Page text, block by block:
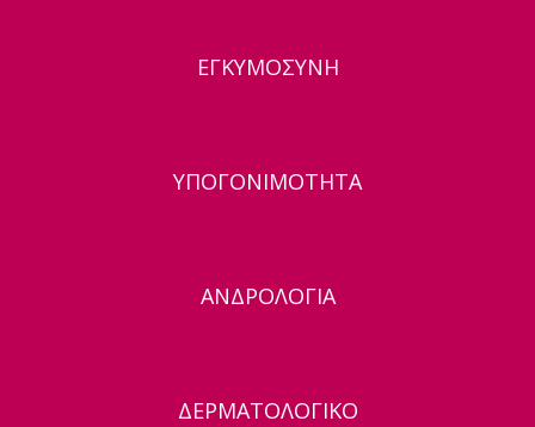
ΕΓΚΥΜΟΣΥΝΗ
ΥΠΟΓΟΝΙΜΟΤΗΤΑ
ΑΝΔΡΟΛΟΓΙΑ
ΔΕΡΜΑΤΟΛΟΓΙΚΟ